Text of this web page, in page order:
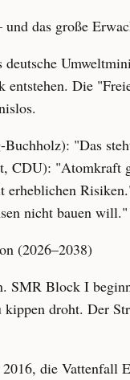
das große
Die
"Das
CDU):
erheblichen
nicht bauen will."
(2026–2038)
SMR Block I
kippen droht. Der
die Vattenfall